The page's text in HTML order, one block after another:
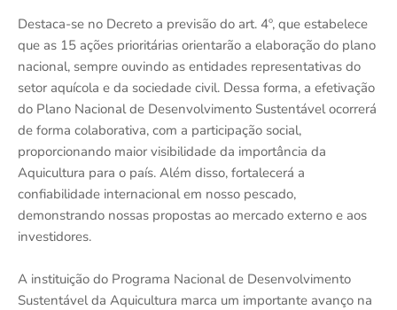
Destaca-se no Decreto a previsão do art. 4º, que estabelece
que as 15 ações prioritárias orientarão a elaboração do plano
nacional, sempre ouvindo as entidades representativas do
setor aquícola e da sociedade civil. Dessa forma, a efetivação
do Plano Nacional de Desenvolvimento Sustentável ocorrerá
de forma colaborativa, com a participação social,
proporcionando maior visibilidade da importância da
Aquicultura para o país. Além disso, fortalecerá a
confiabilidade internacional em nosso pescado,
demonstrando nossas propostas ao mercado externo e aos
investidores.
A instituição do Programa Nacional de Desenvolvimento
Sustentável da Aquicultura marca um importante avanço na